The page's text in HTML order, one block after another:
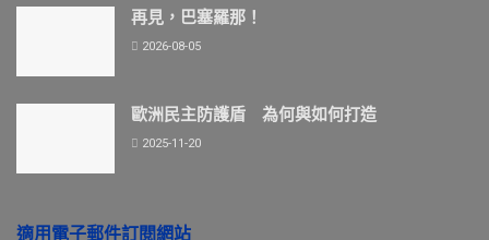
再見，巴塞羅那！
2026-08-05
歐洲民主防護盾 為何與如何打造
2025-11-20
適用電子郵件訂閱網站